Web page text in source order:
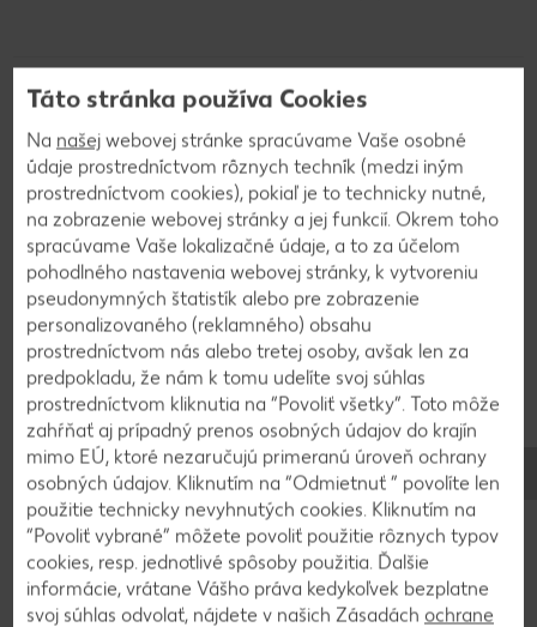
Na čo sa môžu vaječné cestoviny
použiť a ako sa majú skladovať?
Vaječné cestoviny majú veľmi mnohostranné využitie.
Kreativite sa nekladú žiadne medze. Konzumujú sa
napríklad v polievkach, v nákypoch alebo jednoducho ako
príloha. Vaječné cestoviny je dobré uchovávať na tmavom
mieste.
Sklenené nádoby, ktoré sú priehľadné a stoja v kuchyni,
vyzerajú síce dekoratívne, sú však na uchovávanie cestovín
nesprávnym miestom. Miesto skladovania by malo byť
chladné, suché a tmavé. Za týchto podmienok ich možno
skladovať až dva roky. Uvarené cestoviny sa však nesmú v
chladničke uchovávať dlhšie ako tri až štyri dni. Uvarené
cestoviny možno aj zamraziť a držať až približne štyri
mesiace.
Táto stránka používa Cookies
Na našej webovej stránke spracúvame Vaše osobné
údaje prostredníctvom rôznych techník (medzi iným
prostredníctvom cookies), pokiaľ je to technicky nutné,
na zobrazenie webovej stránky a jej funkcií. Okrem toho
spracúvame Vaše lokalizačné údaje, a to za účelom
pohodlného nastavenia webovej stránky, k vytvoreniu
pseudonymných štatistík alebo pre zobrazenie
personalizovaného (reklamného) obsahu
prostredníctvom nás alebo tretej osoby, avšak len za
predpokladu, že nám k tomu udelíte svoj súhlas
prostredníctvom kliknutia na “Povoliť všetky”. Toto môže
zahŕňať aj prípadný prenos osobných údajov do krajín
mimo EÚ, ktoré nezaručujú primeranú úroveň ochrany
osobných údajov. Kliknutím na “Odmietnuť ” povolíte len
použitie technicky nevyhnutých cookies. Kliknutím na
“Povoliť vybrané” môžete povoliť použitie rôznych typov
cookies, resp. jednotlivé spôsoby použitia. Ďalšie
informácie, vrátane Vášho práva kedykoľvek bezplatne
svoj súhlas odvolať, nájdete v našich Zásadách ochrane